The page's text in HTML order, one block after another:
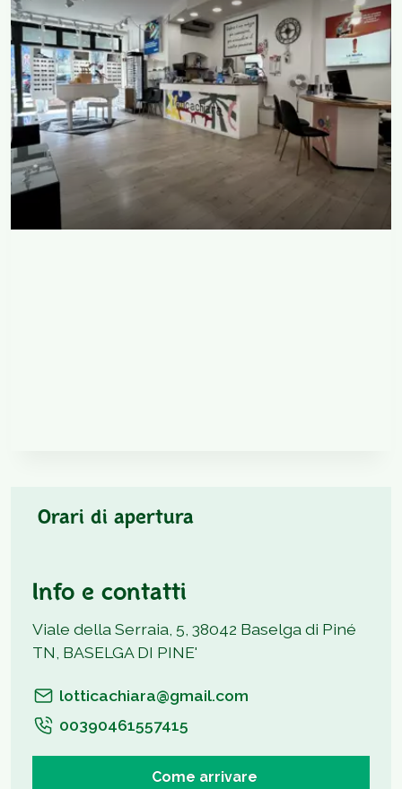
Orari di apertura
Info e contatti
Viale della Serraia, 5, 38042 Baselga di Piné
TN, BASELGA DI PINE'
lotticachiara@gmail.com
00390461557415
Come arrivare